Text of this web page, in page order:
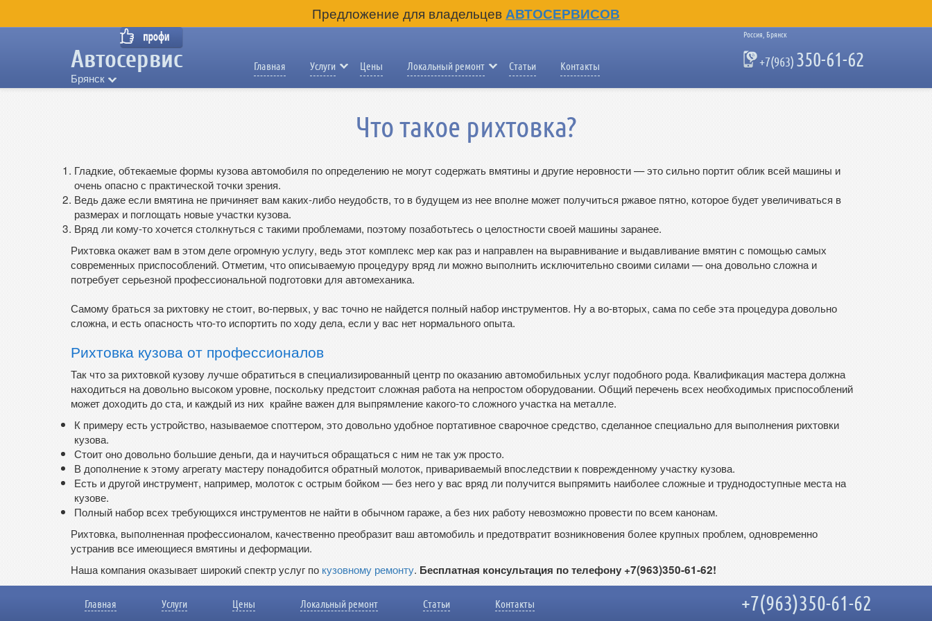
Предложение для владельцевАВТОСЕРВИСОВ
Брянск
Главная Услуги Цены Локальный ремонт Статьи Контакты
Россия, Брянск
+7(963) 350-61-62
Главная »Статьи
Что такое рихтовка?
Гладкие, обтекаемые формы кузова автомобиля по определению не могут содержать вмятины и другие неровности — это сильно портит облик всей машины и
очень опасно с практической точки зрения.
Ведь даже если вмятина не причиняет вам каких-либо неудобств, то в будущем из нее вполне может получиться ржавое пятно, которое будет увеличиваться в
размерах и поглощать новые участки кузова.
Вряд ли кому-то хочется столкнуться с такими проблемами, поэтому позаботьтесь о целостности своей машины заранее.
Рихтовка окажет вам в этом деле огромную услугу, ведь этот комплекс мер как раз и направлен на выравнивание и выдавливание вмятин с помощью самых
современных приспособлений. Отметим, что описываемую процедуру вряд ли можно выполнить исключительно своими силами — она довольно сложна и
потребует серьезной профессиональной подготовки для автомеханика.
Самому браться за рихтовку не стоит, во-первых, у вас точно не найдется полный набор инструментов. Ну а во-вторых, сама по себе эта процедура довольно
сложна, и есть опасность что-то испортить по ходу дела, если у вас нет нормального опыта.
Рихтовка кузова от профессионалов
Так что за рихтовкой кузову лучше обратиться в специализированный центр по оказанию автомобильных услуг подобного рода. Квалификация мастера должна
находиться на довольно высоком уровне, поскольку предстоит сложная работа на непростом оборудовании. Общий перечень всех необходимых приспособлений
может доходить до ста, и каждый из них крайне важен для выпрямление какого-то сложного участка на металле.
К примеру есть устройство, называемое споттером, это довольно удобное портативное сварочное средство, сделанное специально для выполнения рихтовки
кузова.
Стоит оно довольно большие деньги, да и научиться обращаться с ним не так уж просто.
В дополнение к этому агрегату мастеру понадобится обратный молоток, привариваемый впоследствии к поврежденному участку кузова.
Есть и другой инструмент, например, молоток с острым бойком — без него у вас вряд ли получится выпрямить наиболее сложные и труднодоступные места на
кузове.
Полный набор всех требующихся инструментов не найти в обычном гараже, а без них работу невозможно провести по всем канонам.
Рихтовка, выполненная профессионалом, качественно преобразит ваш автомобиль и предотвратит возникновения более крупных проблем, одновременно
устранив все имеющиеся вмятины и деформации.
Наша компания оказывает широкий спектр услуг по кузовному ремонту. Бесплатная консультация по телефону +7(963)350-61-62!
Главная Услуги Цены Локальный ремонт Статьи Контакты +7(963)350-61-62